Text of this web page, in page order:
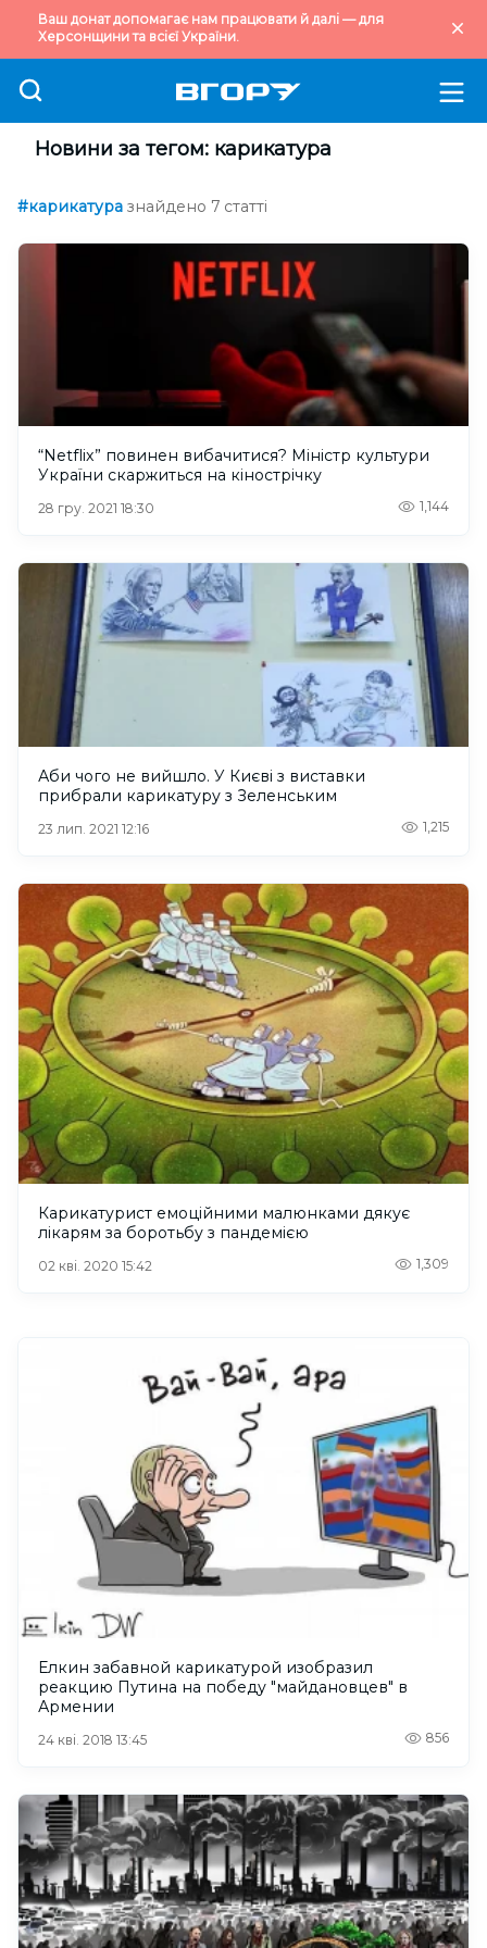
Ваш донат допомагає нам працювати й далі — для
Херсонщини та всієї України.
Новини за тегом: карикатура
#карикатура знайдено 7 статті
“Netflix” повинен вибачитися? Міністр культури
України скаржиться на кінострічку
28 гру. 2021 18:30 1,144
Аби чого не вийшло. У Києві з виставки
прибрали карикатуру з Зеленським
23 лип. 2021 12:16 1,215
Карикатурист емоційними малюнками дякує
лікарям за боротьбу з пандемією
02 кві. 2020 15:42 1,309
Елкин забавной карикатурой изобразил
реакцию Путина на победу "майдановцев" в
Армении
24 кві. 2018 13:45 856